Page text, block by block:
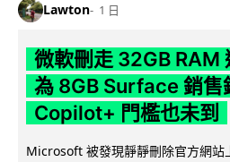
Lawton 1 日
微軟刪走 32GB RAM
為 8GB Surface 銷售
Copilot+ 門檻也未到
Microsoft 被發現靜靜刪除官方網站